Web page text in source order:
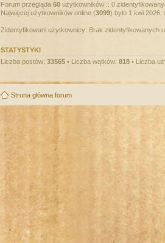
Forum przegląda 60 użytkowników :: 0
Najwięcej użytkowników online (3099) było 1 kwi 2026,
Zidentyfikowani użytkownicy: Brak zidentyfikowanych
STATYSTYKI
Liczba postów: 33565 • Liczba wątków: 818 • Liczba
Strona główna forum